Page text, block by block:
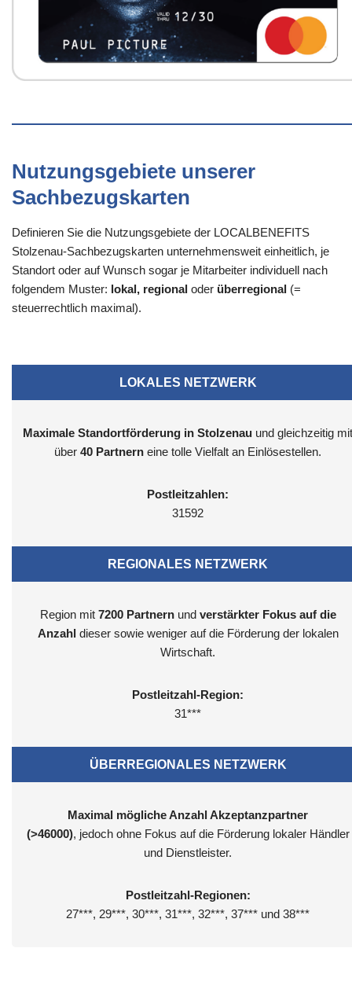
Nutzungsgebiete unserer
Sachbezugskarten
Definieren Sie die Nutzungsgebiete der LOCALBENEFITS
Stolzenau-Sachbezugskarten unternehmensweit einheitlich, je
Standort oder auf Wunsch sogar je Mitarbeiter individuell nach
folgendem Muster: lokal, regional oder überregional (=
steuerrechtlich maximal).
LOKALES NETZWERK
Maximale Standortförderung in Stolzenau und gleichzeitig mit
über 40 Partnern eine tolle Vielfalt an Einlösestellen.
Postleitzahlen:
31592
REGIONALES NETZWERK
Region mit 7200 Partnernund verstärkter Fokus auf die
Anzahl dieser sowie weniger auf die Förderung der lokalen
Wirtschaft.
Postleitzahl-Region:
31***
ÜBERREGIONALES NETZWERK
Maximal mögliche Anzahl Akzeptanzpartner
(>46000), jedoch ohne Fokus auf die Förderung lokaler Händler
und Dienstleister.
Postleitzahl-Regionen:
27***, 29***, 30***, 31***, 32***, 37*** und 38***